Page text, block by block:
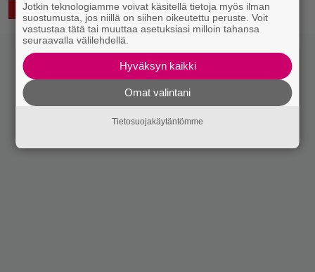
ELÄVÄ MUSIIKKI 22.11.2019 09:54 Vesa Siltanen
Jotkin teknologiamme voivat käsitellä tietoja myös ilman
suostumusta, jos niillä on siihen oikeutettu peruste. Voit
vastustaa tätä tai muuttaa asetuksiasi milloin tahansa
seuraavalla välilehdellä.
Hyväksyn kaikki
Omat valintani
Tietosuojakäytäntömme